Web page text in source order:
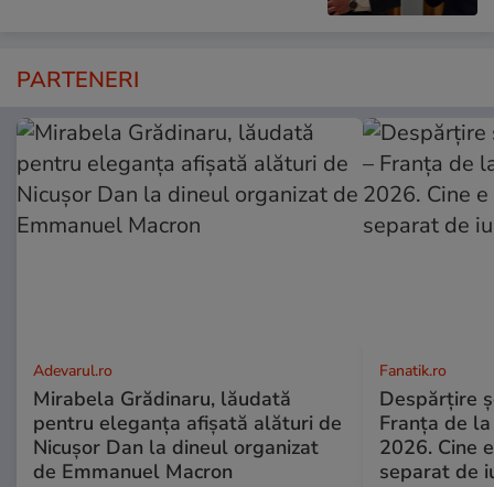
PARTENERI
Adevarul.ro
Mirabela Grădinaru, lăudată
pentru eleganța afișată alături de
Nicușor Dan la dineul organizat
de Emmanuel Macron
Fanatik.ro
Despărțire
Franța de
2026. Cine
separat de